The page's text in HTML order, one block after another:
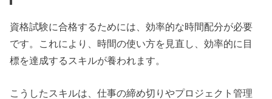
資格試験に合格するためには、効率的な時間配分が必要
です。これにより、時間の使い方を見直し、効率的に目
標を達成するスキルが養われます。
こうしたスキルは、仕事の締め切りやプロジェクト管理